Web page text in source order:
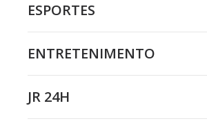
ESPORTES
ENTRETENIMENTO
JR 24H